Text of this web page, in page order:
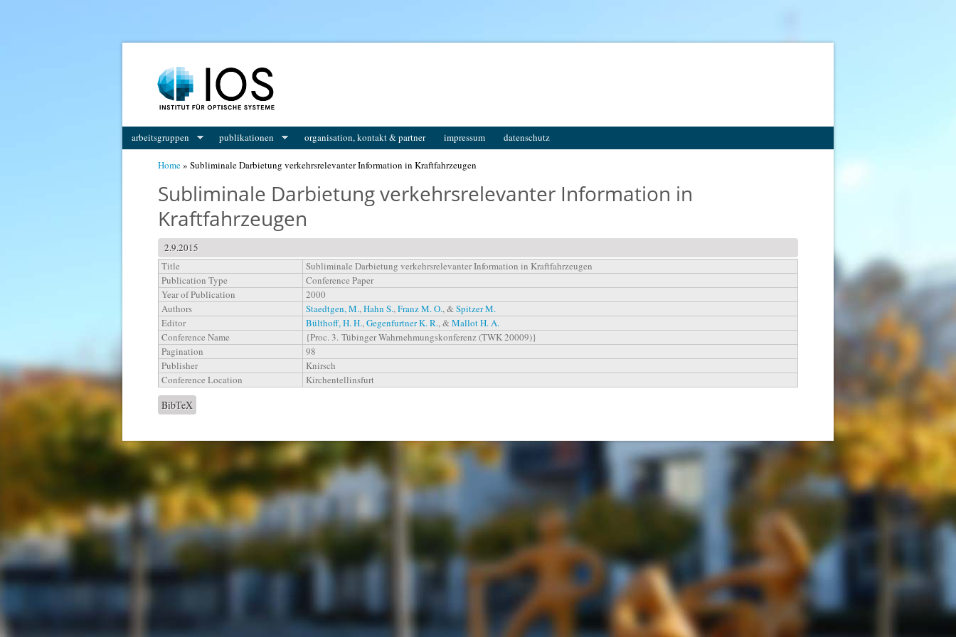
arbeitsgruppen publikationen organisation, kontakt & partner impressum datenschutz
Home» Subliminale Darbietung verkehrsrelevanter Information in Kraftfahrzeugen
Subliminale Darbietung verkehrsrelevanter Information in
Kraftfahrzeugen
2.9.2015
Title
Subliminale Darbietung verkehrsrelevanter Information in Kraftfahrzeugen
Publication Type
Conference Paper
Year of Publication
2000
Authors
Staedtgen, M.,Hahn S.,Franz M. O., &Spitzer M.
Editor
Bülthoff, H. H.,Gegenfurtner K. R., &Mallot H. A.
Conference Name
{Proc. 3. Tübinger Wahrnehmungskonferenz (TWK 20009)}
Pagination
98
Publisher
Knirsch
Conference Location
Kirchentellinsfurt
BibTeX